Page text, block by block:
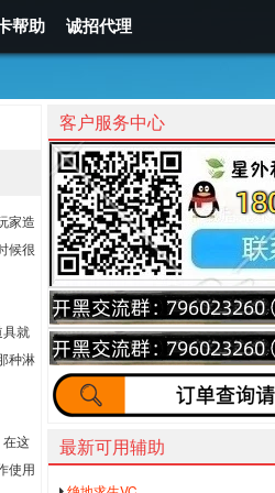
帮助 诚招代理
家造
候很
具就
种淋
这
使用
客户服务中心
最新可用辅助